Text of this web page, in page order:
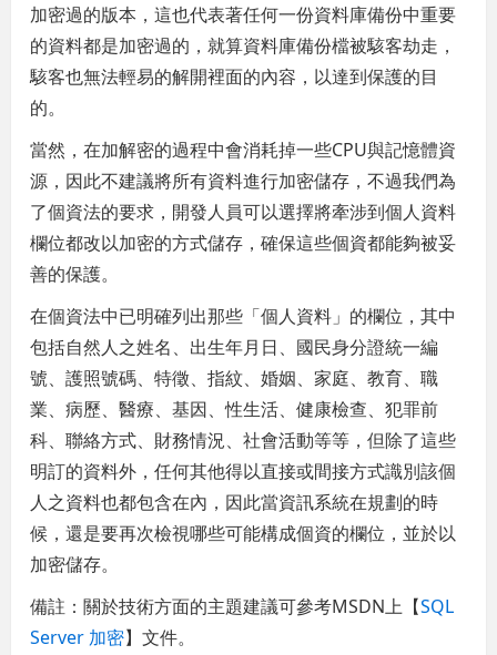
加密過的版本，這也代表著任何一份資料庫備份中重要
的資料都是加密過的，就算資料庫備份檔被駭客劫走，
駭客也無法輕易的解開裡面的內容，以達到保護的目
的。
當然，在加解密的過程中會消耗掉一些CPU與記憶體資
源，因此不建議將所有資料進行加密儲存，不過我們為
了個資法的要求，開發人員可以選擇將牽涉到個人資料
欄位都改以加密的方式儲存，確保這些個資都能夠被妥
善的保護。
在個資法中已明確列出那些「個人資料」的欄位，其中
包括自然人之姓名、出生年月日、國民身分證統一編
號、護照號碼、特徵、指紋、婚姻、家庭、教育、職
業、病歷、醫療、基因、性生活、健康檢查、犯罪前
科、聯絡方式、財務情況、社會活動等等，但除了這些
明訂的資料外，任何其他得以直接或間接方式識別該個
人之資料也都包含在內，因此當資訊系統在規劃的時
候，還是要再次檢視哪些可能構成個資的欄位，並於以
加密儲存。
備註：關於技術方面的主題建議可參考MSDN上【SQL
Server 加密】文件。